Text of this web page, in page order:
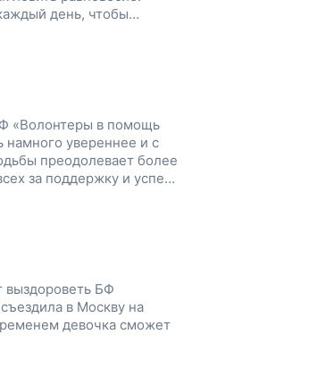
день, чтобы
«Волонтеры в помощь
намного увереннее и с
преодолевает более
за поддержку и успехи
выздороветь БФ
в Москву на
девочка сможет